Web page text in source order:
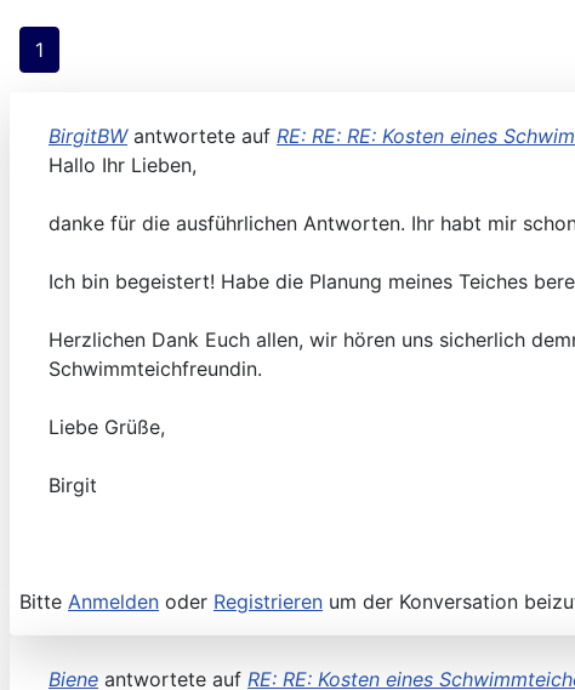
1
BirgitBWantwortete auf RE: RE: RE: Kosten eines
Hallo Ihr Lieben,
danke für die ausführlichen Antworten. Ihr habt mir
Ich bin begeistert! Habe die Planung meines Teiches
Herzlichen Dank Euch allen, wir hören uns sicherlich
Schwimmteichfreundin.
Liebe Grüße,
Birgit
Bitte Anmelden oder Registrieren um der Konversation
Biene antwortete auf RE: RE: Kosten eines